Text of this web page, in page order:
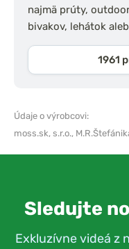
najmä prúty,
bivakov, lehátok
1961
Údaje o výrobcovi:
moss.sk, s.r.o.,
Sledujte
Exkluzívne videá z